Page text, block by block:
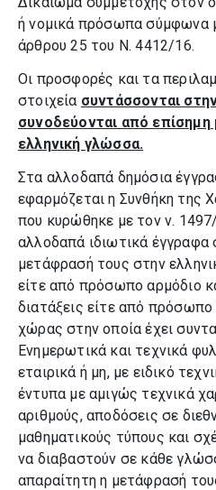
ή νομικά πρόσωπα σύμφωνα
άρθρου 25 του Ν. 4412/16.
Οι προσφορές και τα
στοιχεία συντάσσονται
συνοδεύονται από
ελληνική γλώσσα.
Στα αλλοδαπά δημόσια
εφαρμόζεται η Συνθήκη της
που κυρώθηκε με τον ν.
αλλοδαπά ιδιωτικά έγγραφα
μετάφρασή τους στην
είτε από πρόσωπο αρμόδιο
διατάξεις είτε από
χώρας στην οποία έχει
Ενημερωτικά και τεχνικά
εταιρικά ή μη, με ειδικό
έντυπα με αμιγώς τεχνικά
αριθμούς, αποδόσεις σε
μαθηματικούς τύπους και
να διαβαστούν σε κάθε
απαραίτητη η μετάφρασή